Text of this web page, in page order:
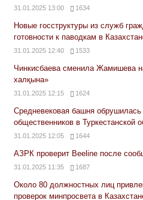
31.01.2025 13:00 1634
Новые госструктуры из служб
готовности к паводкам в
31.01.2025 12:40 1533
Чинкисбаева сменила Жамишева
халқына»
31.01.2025 12:15 1624
Средневековая башня
общественников в Туркестанской
31.01.2025 12:05 1644
АЗРК проверит Beeline после
31.01.2025 11:35 1687
Около 80 должностных лиц
проверок минпросвета в